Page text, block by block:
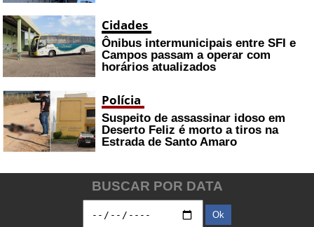
Cidades
Ônibus intermunicipais entre SFI e
Campos passam a operar com
horários atualizados
Polícia
Suspeito de assassinar idoso em
Deserto Feliz é morto a tiros na
Estrada de Santo Amaro
BUSCAR POR DATA
Ok